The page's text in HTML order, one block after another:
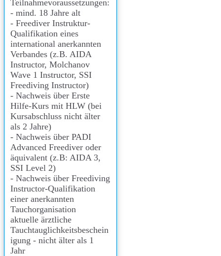
Teilnahmevoraussetzungen:
- mind. 18 Jahre alt
- Freediver Instruktur-
Qualifikation eines
international anerkannten
Verbandes (z.B. AIDA
Instructor, Molchanov
Wave 1 Instructor, SSI
Freediving Instructor)
- Nachweis über Erste
Hilfe-Kurs mit HLW (bei
Kursabschluss nicht älter
als 2 Jahre)
- Nachweis über PADI
Advanced Freediver oder
äquivalent (z.B: AIDA 3,
SSI Level 2)
- Nachweis über Freediving
Instructor-Qualifikation
einer anerkannten
Tauchorganisation
aktuelle ärztliche
Tauchtauglichkeitsbeschein
igung - nicht älter als 1
Jahr